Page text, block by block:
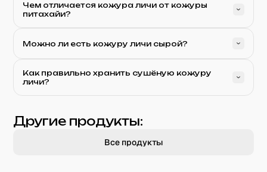
Чем отличается кожура личи от кожуры
питахайи?
Можно ли есть кожуру личи сырой?
Как правильно хранить сушёную кожуру
личи?
Другие продукты:
Все продукты